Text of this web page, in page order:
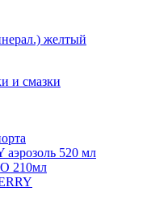
желтый
и смазки
аэрозоль 520 мл
210мл